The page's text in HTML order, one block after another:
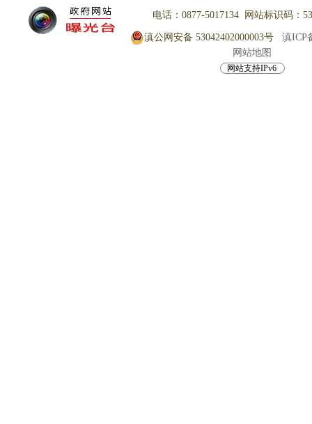
电话：0877-5017134 网站标识码：
滇公网安备 53042402000003号
滇ICP
网站地图
网站支持IPv6